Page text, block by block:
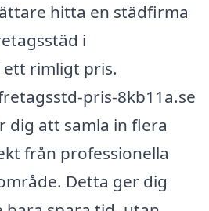
hitta en städfirma
i
rimligt pris.
pris-8kb11a.se
dig att samla in flera
från professionella
Detta ger dig